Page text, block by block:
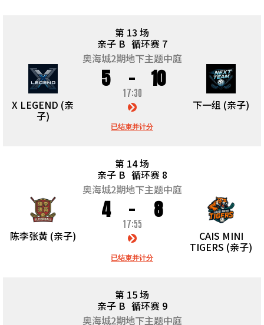
第 13 场
亲子 B 循环赛 7
奥海城2期地下主题中庭
X LEGEND (亲
子)
5 10
17:30
已结束并计分
下一组 (亲子)
第 14 场
亲子 B 循环赛 8
奥海城2期地下主题中庭
陈李张黄 (亲子)
4 8
17:55
已结束并计分
CAIS MINI
TIGERS (亲子)
第 15 场
亲子 B 循环赛 9
奥海城2期地下主题中庭